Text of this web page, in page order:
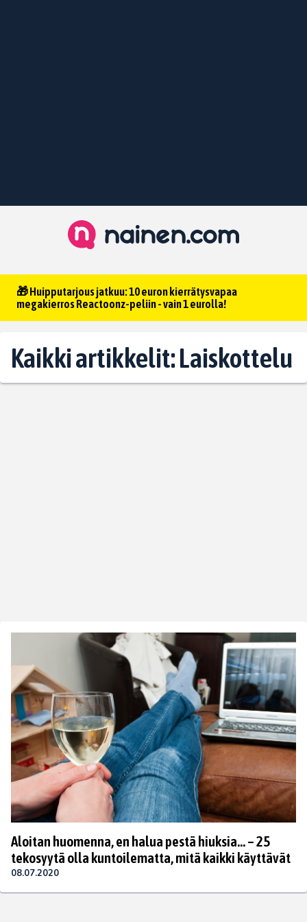
🎁 Huipputarjous jatkuu: 10 euron kierrätysvapaa
megakierros Reactoonz-peliin - vain 1 eurolla!
Kaikki artikkelit: Laiskottelu
Aloitan huomenna, en halua pestä hiuksia… – 25
tekosyytä olla kuntoilematta, mitä kaikki käyttävät
08.07.2020